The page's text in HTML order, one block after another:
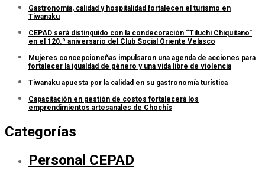
Gastronomía, calidad y hospitalidad fortalecen el turismo en
Tiwanaku
CEPAD será distinguido con la condecoración “Tiluchi Chiquitano”
en el 120.º aniversario del Club Social Oriente Velasco
Mujeres concepcioneñas impulsaron una agenda de acciones para
fortalecer la igualdad de género y una vida libre de violencia
Tiwanaku apuesta por la calidad en su gastronomía turística
Capacitación en gestión de costos fortalecerá los
emprendimientos artesanales de Chochís
Categorías
Personal CEPAD